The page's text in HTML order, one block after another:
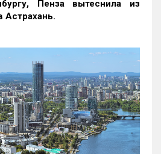
Пенза вытеснила из
Астрахань.